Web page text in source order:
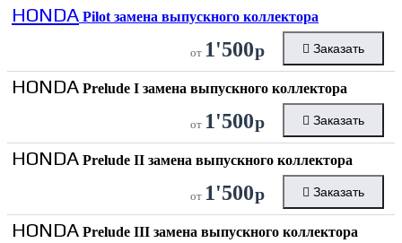
HONDA Pilot замена выпускного коллектора
от 1'500р Заказать
HONDA Prelude I замена выпускного коллектора
от 1'500р Заказать
HONDA Prelude II замена выпускного коллектора
от 1'500р Заказать
HONDA Prelude III замена выпускного коллектора